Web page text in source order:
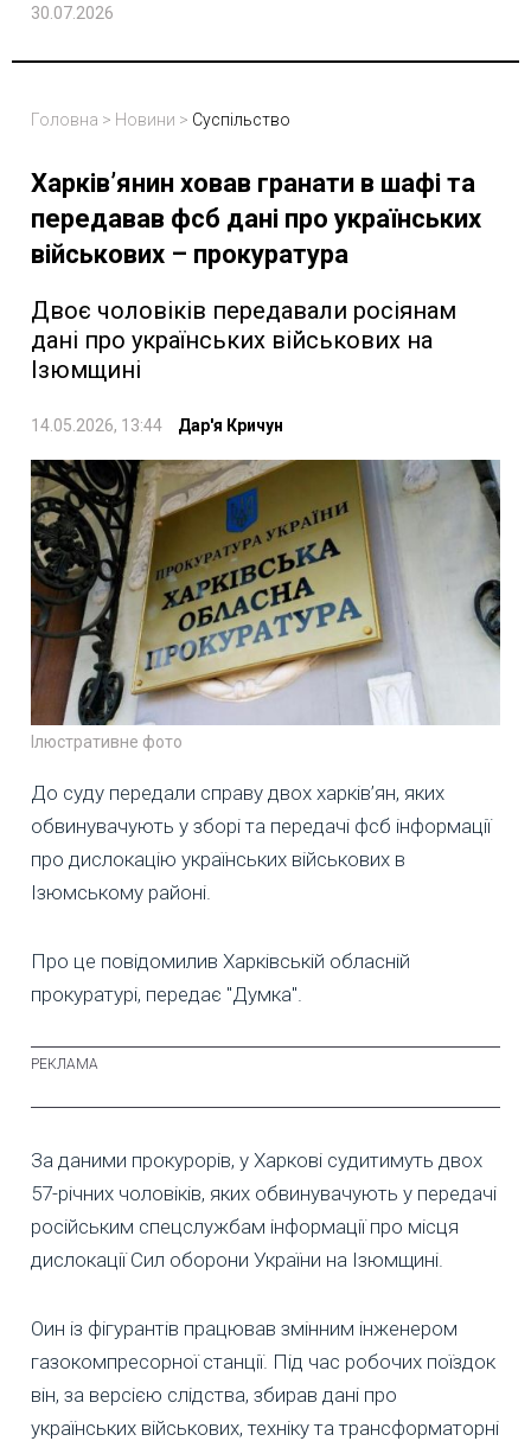
30.07.2026
Головна > Новини > Суспільство
Харків’янин ховав гранати в шафі та
передавав фсб дані про українських
військових – прокуратура
Двоє чоловіків передавали росіянам
дані про українських військових на
Ізюмщині
14.05.2026, 13:44 Дар'я Кричун
Ілюстративне фото
До суду передали справу двох харків’ян, яких
обвинувачують у зборі та передачі фсб інформації
про дислокацію українських військових в
Ізюмському районі.
Про це повідомилив Харківській обласній
прокуратурі, передає "Думка".
За даними прокурорів, у Харкові судитимуть двох
57-річних чоловіків, яких обвинувачують у передачі
російським спецслужбам інформації про місця
дислокації Сил оборони України на Ізюмщині.
Оин із фігурантів працював змінним інженером
газокомпресорної станції. Під час робочих поїздок
він, за версією слідства, збирав дані про
українських військових, техніку та трансформаторні